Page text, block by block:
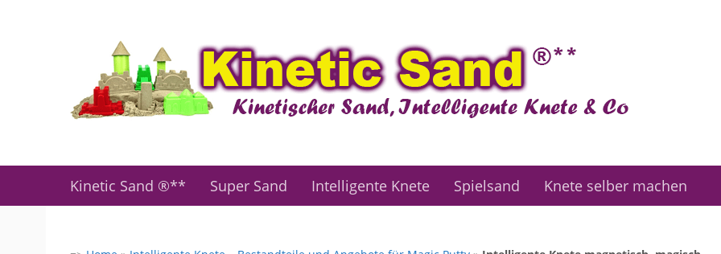
Kinetic Sand ®** Super Sand Intelligente Knete Spielsand Knete selber machen